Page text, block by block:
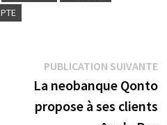
PUBLICATION SUIVANTE
La neobanque Qonto
propose à ses clients